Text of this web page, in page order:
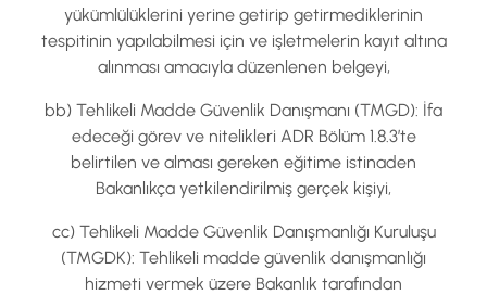
yükümlülüklerini yerine getirip getirmediklerinin
tespitinin yapılabilmesi için ve işletmelerin kayıt altına
alınması amacıyla düzenlenen belgeyi,
bb) Tehlikeli Madde Güvenlik Danışmanı (TMGD): İfa
edeceği görev ve nitelikleri ADR Bölüm 1.8.3’te
belirtilen ve alması gereken eğitime istinaden
Bakanlıkça yetkilendirilmiş gerçek kişiyi,
cc) Tehlikeli Madde Güvenlik Danışmanlığı Kuruluşu
(TMGDK): Tehlikeli madde güvenlik danışmanlığı
hizmeti vermek üzere Bakanlık tarafından